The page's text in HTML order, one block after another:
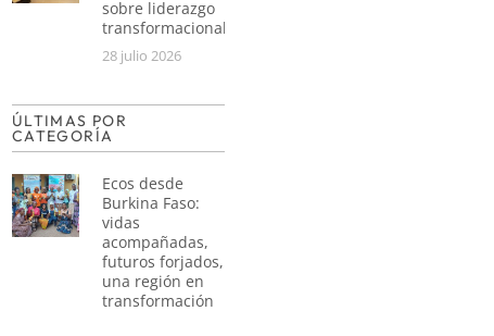
sobre liderazgo
transformacional
28 julio 2026
ÚLTIMAS POR
CATEGORÍA
Ecos desde
Burkina Faso:
vidas
acompañadas,
futuros forjados,
una región en
transformación